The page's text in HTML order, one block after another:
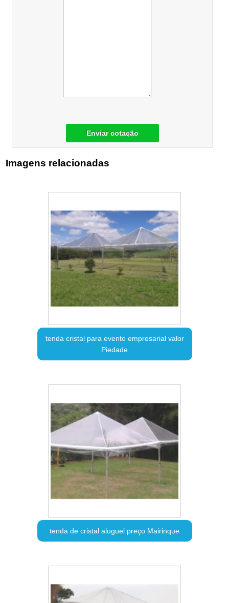
Enviar cotação
Imagens relacionadas
tenda cristal para evento empresarial valor
Piedade
tenda de cristal aluguel preço Mairinque